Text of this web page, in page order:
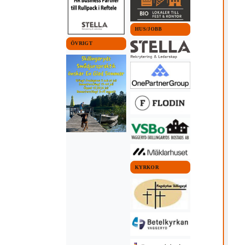
ÖVRIGT
HUS/JOBB
KYRKOR